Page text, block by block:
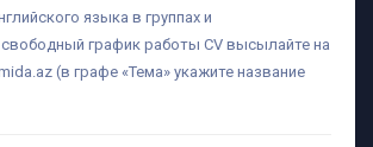
языка в группах и
график работы CV высылайте на
(в графе «Тема» укажите название